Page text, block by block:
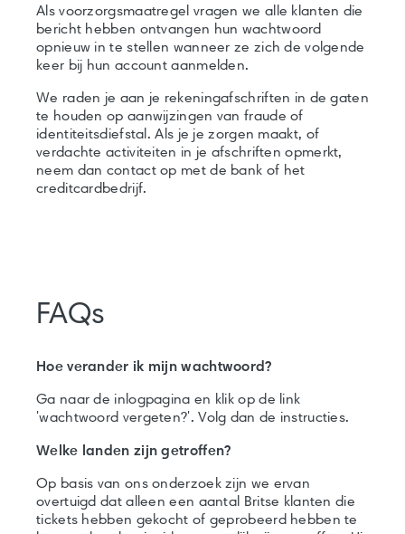
Als voorzorgsmaatregel vragen we alle klanten die
bericht hebben ontvangen hun wachtwoord
opnieuw in te stellen wanneer ze zich de volgende
keer bij hun account aanmelden.
We raden je aan je rekeningafschriften in de gaten
te houden op aanwijzingen van fraude of
identiteitsdiefstal. Als je je zorgen maakt, of
verdachte activiteiten in je afschriften opmerkt,
neem dan contact op met de bank of het
creditcardbedrijf.
FAQs
Hoe verander ik mijn wachtwoord?
Ga naar de inlogpagina en klik op de link
'wachtwoord vergeten?'. Volg dan de instructies.
Welke landen zijn getroffen?
Op basis van ons onderzoek zijn we ervan
overtuigd dat alleen een aantal Britse klanten die
tickets hebben gekocht of geprobeerd hebben te